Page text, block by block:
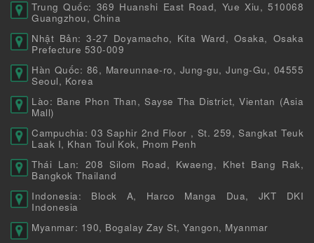
Trung Quốc: 369 Huanshi East Road, Yue Xiu, 510068
Guangzhou, China
Nhật Bản: 3-27 Doyamacho, Kita Ward, Osaka, Osaka
Prefecture 530-009
Hàn Quốc: 86, Mareunnae-ro, Jung-gu, Jung-Gu, 04555
Seoul, Korea
Lào: Bane Phon Than, Sayse Tha District, Vientan (Asia
Mall)
Campuchia: 03 Saphir 2nd Floor , St. 259, Sangkat Teuk
Laak I, Khan Toul Kok, Pnom Penh
Thái Lan: 208 Silom Road, Kwaeng, Khet Bang Rak,
Bangkok Thailand
Indonesia: Block A, Harco Manga Dua, JKT DKI
Indonesia
Myanmar: 190, Bogalay Zay St, Yangon, Myanmar